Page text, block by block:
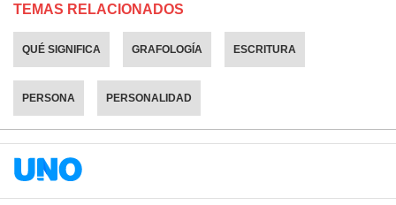
TEMAS RELACIONADOS
QUÉ SIGNIFICA GRAFOLOGÍA ESCRITURA
PERSONA PERSONALIDAD